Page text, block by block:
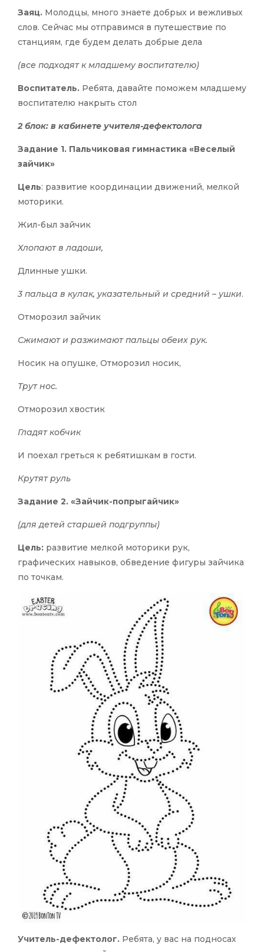
Заяц. Молодцы, много знаете добрых и вежливых
слов. Сейчас мы отправимся в путешествие по
станциям, где будем делать добрые дела
(все подходят к младшему воспитателю)
Воспитатель. Ребята, давайте поможем младшему
воспитателю накрыть стол
2 блок: в кабинете учителя-дефектолога
Задание 1. Пальчиковая гимнастика «Веселый
зайчик»
Цель: развитие координации движений, мелкой
моторики.
Жил-был зайчик
Хлопают в ладоши,
Длинные ушки.
3 пальца в кулак, указательный и средний – ушки.
Отморозил зайчик
Сжимают и разжимают пальцы обеих рук.
Носик на опушке, Отморозил носик,
Трут нос.
Отморозил хвостик
Гладят кобчик
И поехал греться к ребятишкам в гости.
Крутят руль
Задание 2. «Зайчик-попрыгайчик»
(для детей старшей подгруппы)
Цель: развитие мелкой моторики рук,
графических навыков, обведение фигуры зайчика
по точкам.
Учитель-дефектолог. Ребята, у вас на подносах